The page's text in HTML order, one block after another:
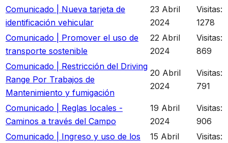
Comunicado | Nueva tarjeta de
identificación vehicular
23 Abril
2024
Visitas:
1278
Comunicado | Promover el uso de
transporte sostenible
22 Abril
2024
Visitas:
869
Comunicado | Restricción del Driving
Range Por Trabajos de
Mantenimiento y fumigación
20 Abril
2024
Visitas:
791
Comunicado | Reglas locales -
Caminos a través del Campo
19 Abril
2024
Visitas:
906
Comunicado | Ingreso y uso de los
15 Abril Visitas: